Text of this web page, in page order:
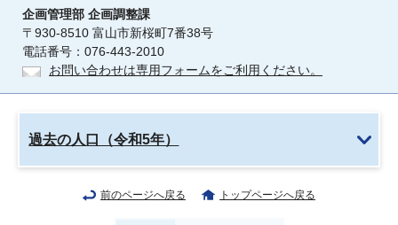
企画管理部 企画調整課
〒930-8510 富山市新桜町7番38号
電話番号：076-443-2010
お問い合わせは専用フォームをご利用ください。
過去の人口（令和5年）
前のページへ戻る トップページへ戻る